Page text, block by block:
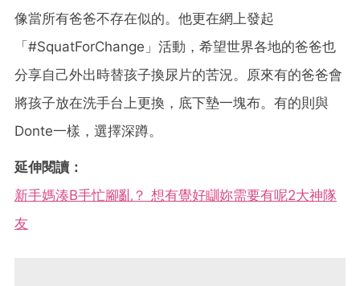
像當所有爸爸不存在似的。他更在網上發起
「#SquatForChange」活動，希望世界各地的爸爸也
分享自己外出時替孩子換尿片的苦況。原來有的爸爸會
將孩子放在洗手台上更換，底下墊一塊布。有的則與
Donte一樣，選擇深蹲。
延伸閱讀：
新手媽湊B手忙腳亂？ 想有覺好瞓妳需要有呢2大神隊
友